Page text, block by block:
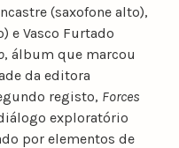
(saxofone alto),
e Vasco Furtado
, álbum que marcou
da editora
registo, Forces
exploratório
por elementos de